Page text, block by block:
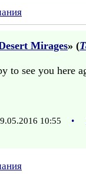
Mirages» (
to see you here
10:55 •